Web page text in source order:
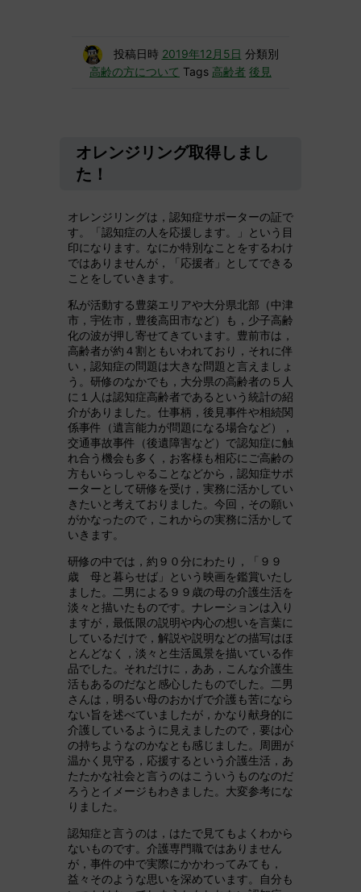
投稿日時 2019年12月5日 分類別
高齢の方について Tags 高齢者 後見
オレンジリング取得しまし
た！
オレンジリングは，認知症サポーターの証で
す。「認知症の人を応援します。」という目
印になります。なにか特別なことをするわけ
ではありませんが，「応援者」としてできる
ことをしていきます。
私が活動する豊築エリアや大分県北部（中津
市，宇佐市，豊後高田市など）も，少子高齢
化の波が押し寄せてきています。豊前市は，
高齢者が約４割ともいわれており，それに伴
い，認知症の問題は大きな問題と言えましょ
う。研修のなかでも，大分県の高齢者の５人
に１人は認知症高齢者であるという統計の紹
介がありました。仕事柄，後見事件や相続関
係事件（遺言能力が問題になる場合など），
交通事故事件（後遺障害など）で認知症に触
れ合う機会も多く，お客様も相応にご高齢の
方もいらっしゃることなどから，認知症サポ
ーターとして研修を受け，実務に活かしてい
きたいと考えておりました。今回，その願い
がかなったので，これからの実務に活かして
いきます。
研修の中では，約９０分にわたり，「９９
歳 母と暮らせば」という映画を鑑賞いたし
ました。二男による９９歳の母の介護生活を
淡々と描いたものです。ナレーションは入り
ますが，最低限の説明や内心の想いを言葉に
しているだけで，解説や説明などの描写はほ
とんどなく，淡々と生活風景を描いている作
品でした。それだけに，ああ，こんな介護生
活もあるのだなと感心したものでした。二男
さんは，明るい母のおかげで介護も苦になら
ない旨を述べていましたが，かなり献身的に
介護しているように見えましたので，要は心
の持ちようなのかなとも感じました。周囲が
温かく見守る，応援するという介護生活，あ
たたかな社会と言うのはこういうものなのだ
ろうとイメージもわきました。大変参考にな
りました。
認知症と言うのは，はたで見てもよくわから
ないものです。介護専門職ではありません
が，事件の中で実際にかかわってみても，
益々そのような思いを深めています。自分も